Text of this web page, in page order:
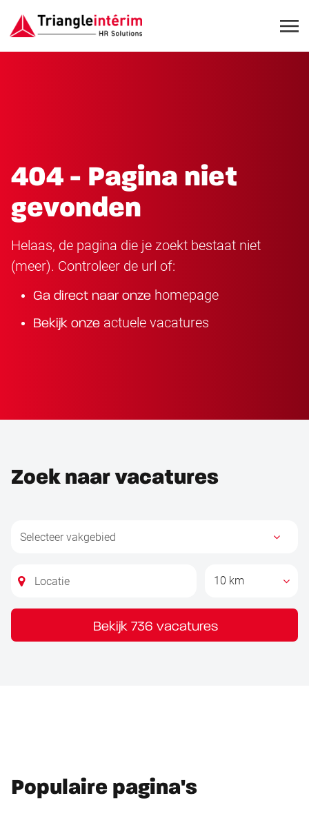
404 - Pagina niet
gevonden
Helaas, de pagina die je zoekt bestaat niet
(meer). Controleer de url of:
Ga direct naar onze homepage
Bekijk onze actuele vacatures
Zoek naar vacatures
10 km
Bekijk 736 vacatures
Populaire pagina's